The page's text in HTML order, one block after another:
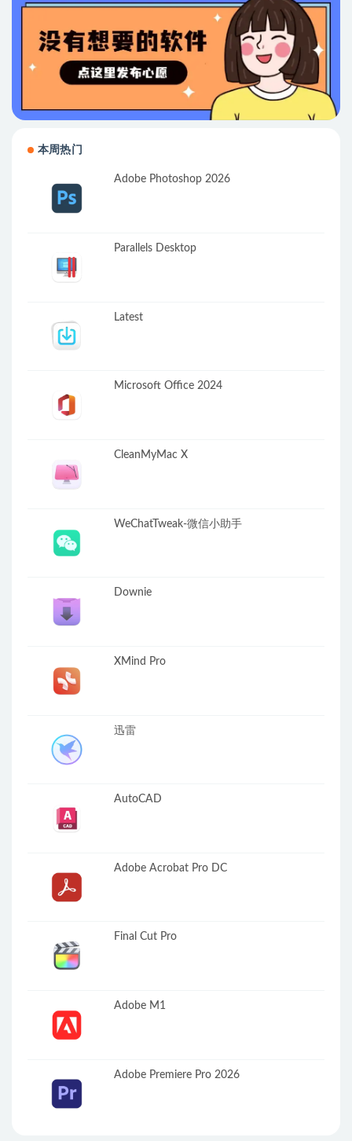
本周热门
Adobe Photoshop 2026
Parallels Desktop
Latest
Microsoft Office 2024
CleanMyMac X
WeChatTweak-微信小助手
Downie
XMind Pro
迅雷
AutoCAD
Adobe Acrobat Pro DC
Final Cut Pro
Adobe M1
Adobe Premiere Pro 2026